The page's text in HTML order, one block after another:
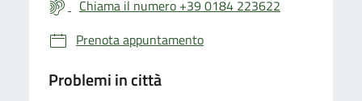
Chiama il numero +39 0184 223622
Prenota appuntamento
Problemi in città